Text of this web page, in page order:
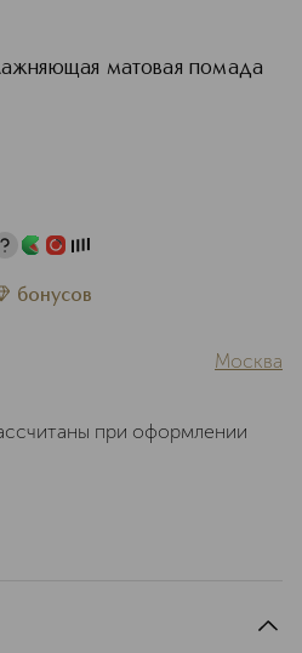
матовая помада
бонусов
Москва
при оформлении